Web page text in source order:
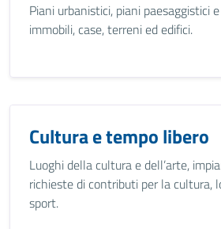
Piani urbanistici, piani paesaggistici
immobili, case, terreni ed edifici.
Cultura e tempo libero
Luoghi della cultura e dell’arte,
richieste di contributi per la cultura,
sport.